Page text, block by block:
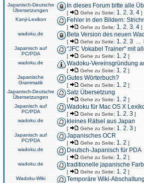
Japanisch-Deutsche
Übersetzungen
In dieses Forum bitte alle
[ Gehe zu Seite: 1 2 3 4 ]
Kanji-Lexikon
Fehler in den Bildern:
[ Gehe zu Seite: 1 2 3 4 ]
wadoku.de
Beta Version des neuen
[ Gehe zu Seite: 1 2 3
Japanisch auf
PC/PDA
"JFC Vokabel Trainer" mit
[ Gehe zu Seite: 1 2 ]
wadoku.de
Wadoku-Vereinsgründung
[ Gehe zu Seite: 1 2 ]
Japanische
Grammatik
Gutes Wörterbuch?
[ Gehe zu Seite: 1 2 ]
Japanisch-Deutsche
Übersetzungen
Satz Übersetzung
[ Gehe zu Seite: 1 2 ]
Japanisch auf
PC/PDA
Wadoku für Mac OS X
[ Gehe zu Seite: 1 2 3 ]
wadoku.de
kleines Rätsel aus Japan
[ Gehe zu Seite: 1 2 3 ]
Japanisch auf
PC/PDA
Japanisches OCR
[ Gehe zu Seite: 1 2 ]
wadoku.de
Deutsch-Japanisch für PDA
[ Gehe zu Seite: 1 2 ]
wadoku.de
traditionelle japanische
[ Gehe zu Seite: 1 2 ]
Wadoku-Wiki
Temporäre Wiki-